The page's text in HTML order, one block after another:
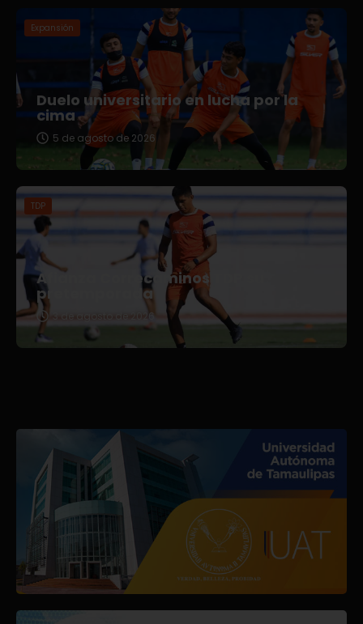
Expansión
Duelo universitario en lucha por la
cima
5 de agosto de 2026
TDP
Afianza Correcaminos TDP su
pretemporada
3 de agosto de 2026